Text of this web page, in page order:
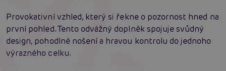
Provokativní vzhled, který si řekne o pozornost hned na
první pohled. Tento odvážný doplněk spojuje svůdný
design, pohodlné nošení a hravou kontrolu do jednoho
výrazného celku.